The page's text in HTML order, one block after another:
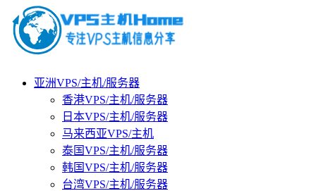
亚洲VPS/主机/服务器
香港VPS/主机/服务器
日本VPS/主机/服务器
马来西亚VPS/主机
泰国VPS/主机/服务器
韩国VPS/主机/服务器
台湾VPS/主机/服务器